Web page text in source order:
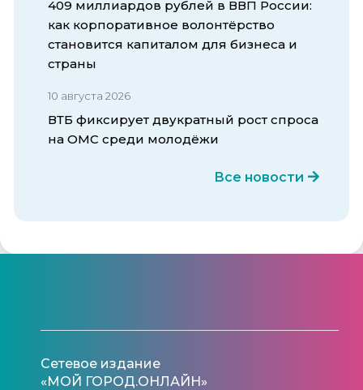
409 миллиардов рублей в ВВП России:
как корпоративное волонтёрство
становится капиталом для бизнеса и
страны
10 августа 2026
ВТБ фиксирует двукратный рост спроса
на ОМС среди молодёжи
Все новости
Сетевое издание
«МОЙ ГОРОД.ОНЛАЙН»